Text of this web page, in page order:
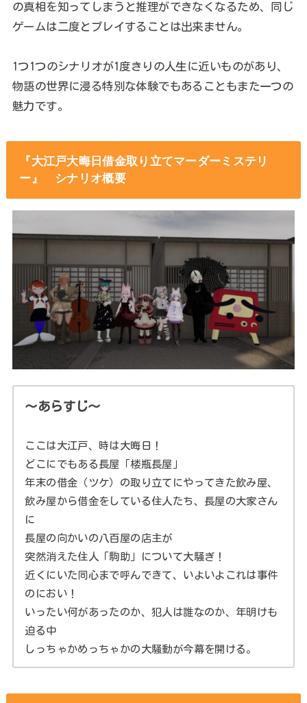
の真相を知ってしまうと推理ができなくなるため、同じ
ゲームは二度とプレイすることは出来ません。
1つ1つのシナリオが1度きりの人生に近いものがあり、
物語の世界に浸る特別な体験でもあることもまた一つの
魅力です。
『大江戸大晦日借金取り立てマーダーミステリ
ー』 シナリオ概要
～あらすじ～
ここは大江戸、時は大晦日！
どこにでもある長屋「楼瓶長屋」
年末の借金（ツケ）の取り立てにやってきた飲み屋、
飲み屋から借金をしている住人たち、長屋の大家さん
に
長屋の向かいの八百屋の店主が
突然消えた住人「駒助」について大騒ぎ！
近くにいた同心まで呼んできて、いよいよこれは事件
のにおい！
いったい何があったのか、犯人は誰なのか、年明けも
迫る中
しっちゃかめっちゃかの大騒動が今幕を開ける。